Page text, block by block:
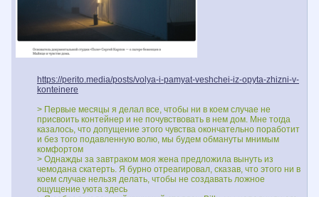
https://perito.media/posts/volya-i-pamyat-veshchei-iz-opyta-zhizni-v-
konteinere
> Первые месяцы я делал все, чтобы ни в коем случае не
присвоить контейнер и не почувствовать в нем дом. Мне тогда
казалось, что допущение этого чувства окончательно поработит
и без того подавленную волю, мы будем обмануты мнимым
комфортом
> Однажды за завтраком моя жена предложила вынуть из
чемодана скатерть. Я бурно отреагировал, сказав, что этого ни в
коем случае нельзя делать, чтобы не создавать ложное
ощущение уюта здесь